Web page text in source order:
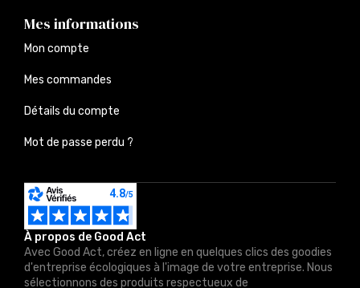
À propos de Good Act
Avec Good Act, créez en ligne en quelques clics des goodies
d'entreprise écologiques à l'image de votre entreprise. Nous
sélectionnons des produits respectueux de
Mes informations
Mon compte
Mes commandes
Détails du compte
Mot de passe perdu ?